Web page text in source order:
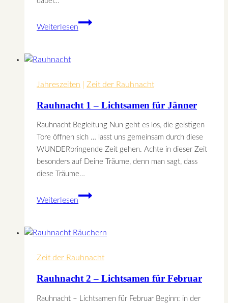
Weiterlesen
Rauhnacht
wahr
Jahreszeiten Zeit der Rauhnacht
Rauhnacht 1 – Lichtsamen für Jänner
Rauhnacht Begleitung Nun geht es los, die geistigen
Tore öffnen sich … lasst uns gemeinsam durch diese
WUNDERbringende Zeit gehen. Achte in dieser Zeit
besonders auf Deine Träume, denn man sagt, dass
diese Träume…
Weiterlesen
Rauhnacht
Lichtsamen
Jänner
Zeit der Rauhnacht
Rauhnacht 2 – Lichtsamen für Februar
Rauhnacht – Lichtsamen für Februar Beginn: in der